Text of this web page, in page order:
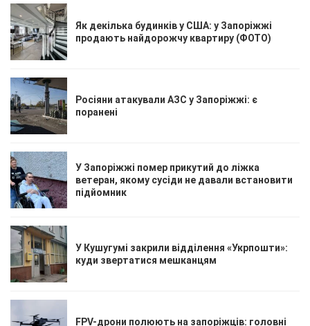
Як декілька будинків у США: у Запоріжжі
продають найдорожчу квартиру (ФОТО)
Росіяни атакували АЗС у Запоріжжі: є
поранені
У Запоріжжі помер прикутий до ліжка
ветеран, якому сусіди не давали встановити
підйомник
У Кушугумі закрили відділення «Укрпошти»:
куди звертатися мешканцям
FPV-дрони полюють на запоріжців: головні